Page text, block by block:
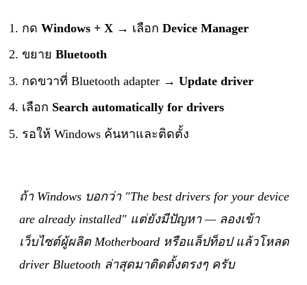
กด Windows + X → เลือก Device Manager
ขยาย Bluetooth
กดขวาที่ Bluetooth adapter → Update driver
เลือก Search automatically for drivers
รอให้ Windows ค้นหาและติดตั้ง
ถ้า Windows บอกว่า "The best drivers for your device
are already installed" แต่ยังมีปัญหา — ลองเข้า
เว็บไซต์ผู้ผลิต Motherboard หรือแล็ปท็อป แล้วโหลด
driver Bluetooth ล่าสุดมาติดตั้งตรงๆ ครับ